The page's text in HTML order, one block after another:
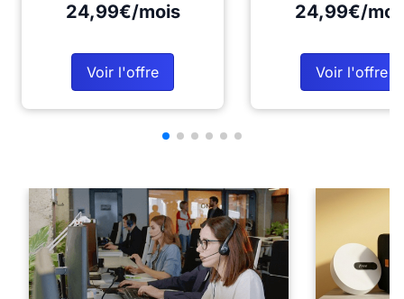
24,99€/mois
Voir l'offre
24,99€/
Voir l'offre